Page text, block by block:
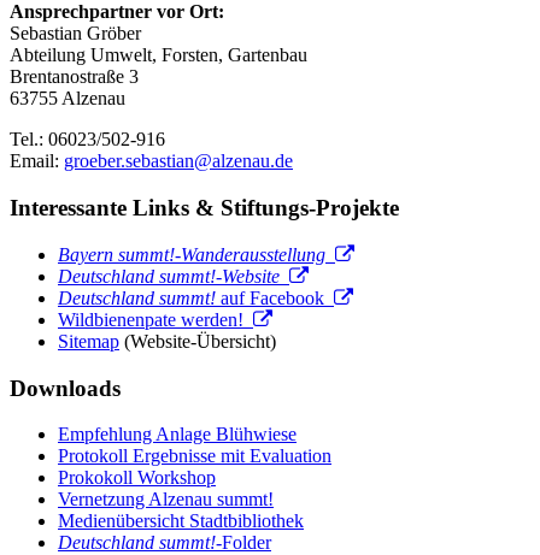
Ansprechpartner vor Ort:
Sebastian Gröber
Abteilung Umwelt, Forsten, Gartenbau
Brentanostraße 3
63755 Alzenau
Tel.: 06023/502-916
Email: groeber.sebastian@alzenau.de
Interessante Links & Stiftungs-Projekte
Bayern summt!-Wanderausstellung
Deutschland summt!-Website
Deutschland summt! auf Facebook
Wildbienenpate werden!
Sitemap (Website-Übersicht)
Downloads
Empfehlung Anlage Blühwiese
Protokoll Ergebnisse mit Evaluation
Prokokoll Workshop
Vernetzung Alzenau summt!
Medienübersicht Stadtbibliothek
Deutschland summt!-Folder